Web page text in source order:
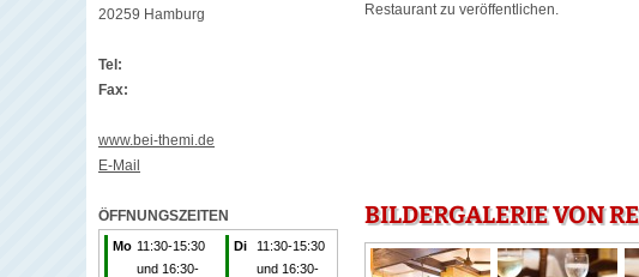
20259 Hamburg
Tel:
Fax:
www.bei-themi.de
E-Mail
ÖFFNUNGSZEITEN
Mo 11:30-15:30
und 16:30-
Di
11:30-15:30
und 16:30-
Restaurant zu veröffentlichen.
BILDERGALERIE VON